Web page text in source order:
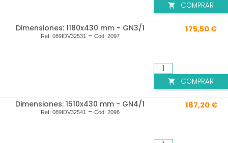
 COMPRAR
Dimensiones: 1180x430 mm - GN3/1
Ref: 089IDV32531- Cod: 2097
175,50 €
 COMPRAR
Dimensiones: 1510x430 mm - GN4/1
Ref: 089IDV32541- Cod: 2098
187,20 €